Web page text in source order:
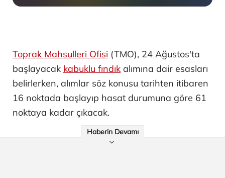
Toprak Mahsulleri Ofisi (TMO), 24 Ağustos'ta
başlayacak kabuklu fındık alımına dair esasları
belirlerken, alımlar söz konusu tarihten itibaren
16 noktada başlayıp hasat durumuna göre 61
noktaya kadar çıkacak.
Haberin Devamı